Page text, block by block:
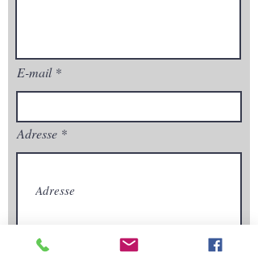
E-mail
Adresse
Envoyez